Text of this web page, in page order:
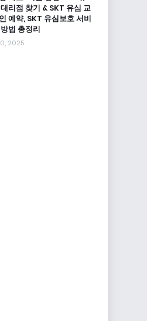
리점 찾기 & SKT 유심 교
예약, SKT 유심보호 서비
법 총정리
2025